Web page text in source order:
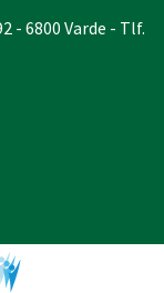
- 6800 Varde - Tlf.